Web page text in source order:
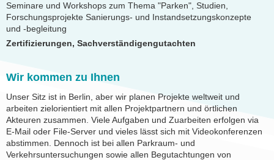
Seminare und Workshops zum Thema "Parken", Studien,
Forschungsprojekte Sanierungs- und Instandsetzungskonzepte
und -begleitung
Zertifizierungen, Sachverständigengutachten
Wir kommen zu Ihnen
Unser Sitz ist in Berlin, aber wir planen Projekte weltweit und
arbeiten zielorientiert mit allen Projektpartnern und örtlichen
Akteuren zusammen. Viele Aufgaben und Zuarbeiten erfolgen via
E-Mail oder File-Server und vieles lässt sich mit Videokonferenzen
abstimmen. Dennoch ist bei allen Parkraum- und
Verkehrsuntersuchungen sowie allen Begutachtungen von